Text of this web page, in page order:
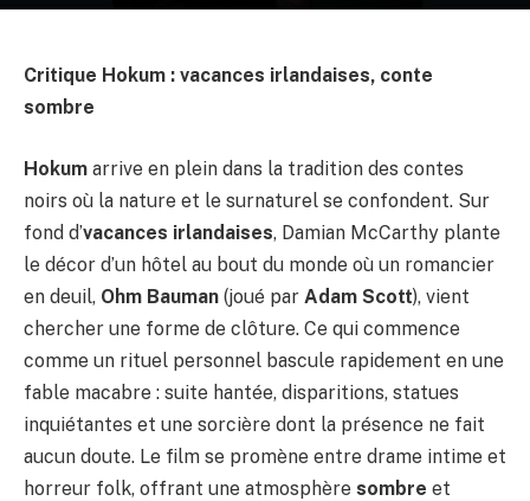
Critique Hokum : vacances irlandaises, conte
sombre
Hokum arrive en plein dans la tradition des contes
noirs où la nature et le surnaturel se confondent. Sur
fond d’vacances irlandaises, Damian McCarthy plante
le décor d’un hôtel au bout du monde où un romancier
en deuil, Ohm Bauman (joué par Adam Scott), vient
chercher une forme de clôture. Ce qui commence
comme un rituel personnel bascule rapidement en une
fable macabre : suite hantée, disparitions, statues
inquiétantes et une sorcière dont la présence ne fait
aucun doute. Le film se promène entre drame intime et
horreur folk, offrant une atmosphère sombre et